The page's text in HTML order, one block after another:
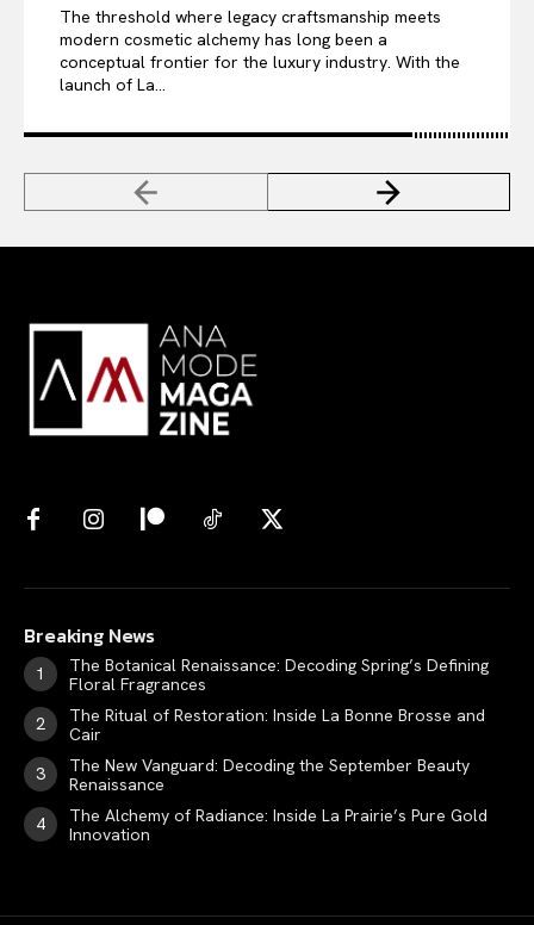
The threshold where legacy craftsmanship meets
modern cosmetic alchemy has long been a
conceptual frontier for the luxury industry. With the
launch of La...
Breaking News
The Botanical Renaissance: Decoding Spring’s Defining
Floral Fragrances
The Ritual of Restoration: Inside La Bonne Brosse and
Cair
The New Vanguard: Decoding the September Beauty
Renaissance
The Alchemy of Radiance: Inside La Prairie’s Pure Gold
Innovation